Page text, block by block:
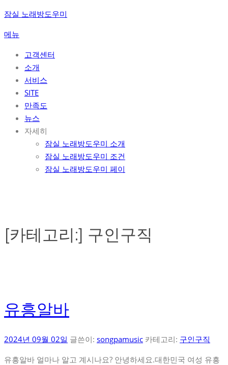
콘
츠
잠실 노래방도우미
메뉴
고객센터
소개
서비스
SITE
만족도
뉴스
자세히
잠실 노래방도우미 소개
잠실 노래방도우미 조건
잠실 노래방도우미 페이
[카테고리:] 구인구직
유흥알바
2024년 09월 02일 글쓴이: songpamusic 카테고리: 구인구직
유흥알바 얼마나 알고 계시나요? 안녕하세요.대한민국 여성 유흥